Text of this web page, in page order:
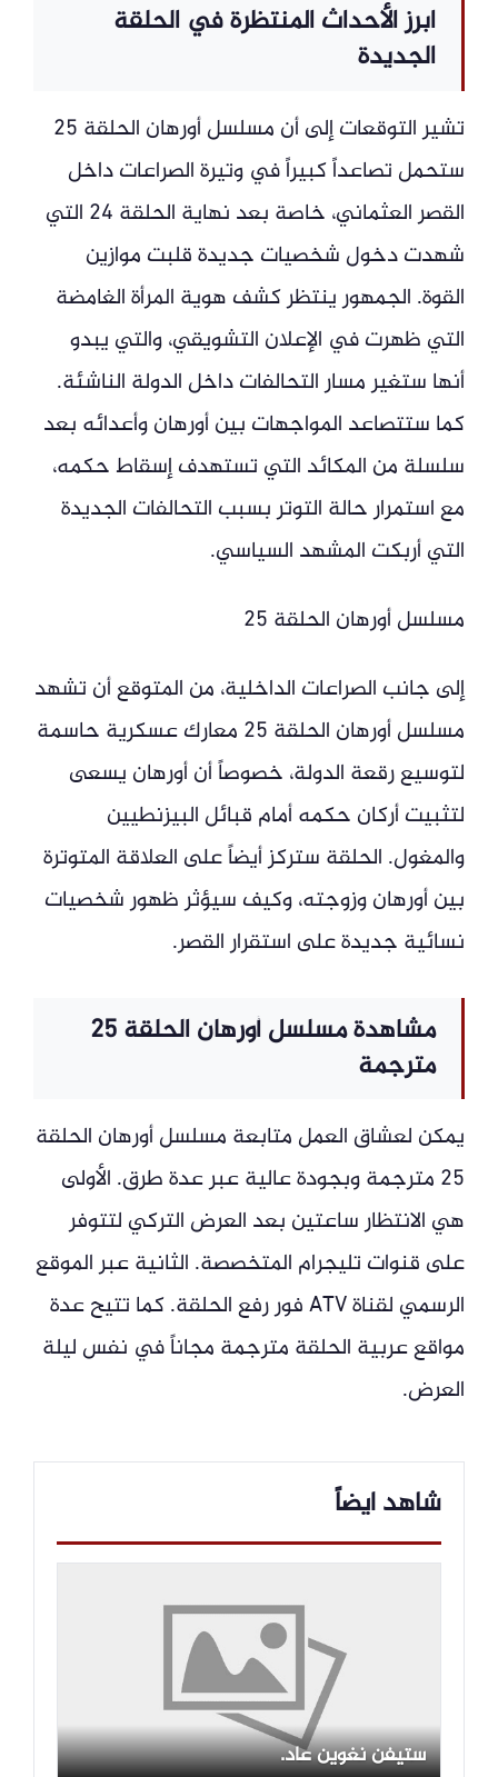
ابرز الأحداث المنتظرة في الحلقة
الجديدة
تشير التوقعات إلى أن مسلسل أورهان الحلقة 25
ستحمل تصاعداً كبيراً في وتيرة الصراعات داخل
القصر العثماني، خاصة بعد نهاية الحلقة 24 التي
شهدت دخول شخصيات جديدة قلبت موازين
القوة. الجمهور ينتظر كشف هوية المرأة الغامضة
التي ظهرت في الإعلان التشويقي، والتي يبدو
أنها ستغير مسار التحالفات داخل الدولة الناشئة.
كما ستتصاعد المواجهات بين أورهان وأعدائه بعد
سلسلة من المكائد التي تستهدف إسقاط حكمه،
مع استمرار حالة التوتر بسبب التحالفات الجديدة
التي أربكت المشهد السياسي.
مسلسل أورهان الحلقة 25
إلى جانب الصراعات الداخلية، من المتوقع أن تشهد
مسلسل أورهان الحلقة 25 معارك عسكرية حاسمة
لتوسيع رقعة الدولة، خصوصاً أن أورهان يسعى
لتثبيت أركان حكمه أمام قبائل البيزنطيين
والمغول. الحلقة ستركز أيضاً على العلاقة المتوترة
بين أورهان وزوجته، وكيف سيؤثر ظهور شخصيات
نسائية جديدة على استقرار القصر.
مشاهدة مسلسل أورهان الحلقة 25
مترجمة
يمكن لعشاق العمل متابعة مسلسل أورهان الحلقة
25 مترجمة وبجودة عالية عبر عدة طرق. الأولى
هي الانتظار ساعتين بعد العرض التركي لتتوفر
على قنوات تليجرام المتخصصة. الثانية عبر الموقع
الرسمي لقناة ATV فور رفع الحلقة. كما تتيح عدة
مواقع عربية الحلقة مترجمة مجاناً في نفس ليلة
العرض.
شاهد ايضاً
ستيفن نغوين عاد.